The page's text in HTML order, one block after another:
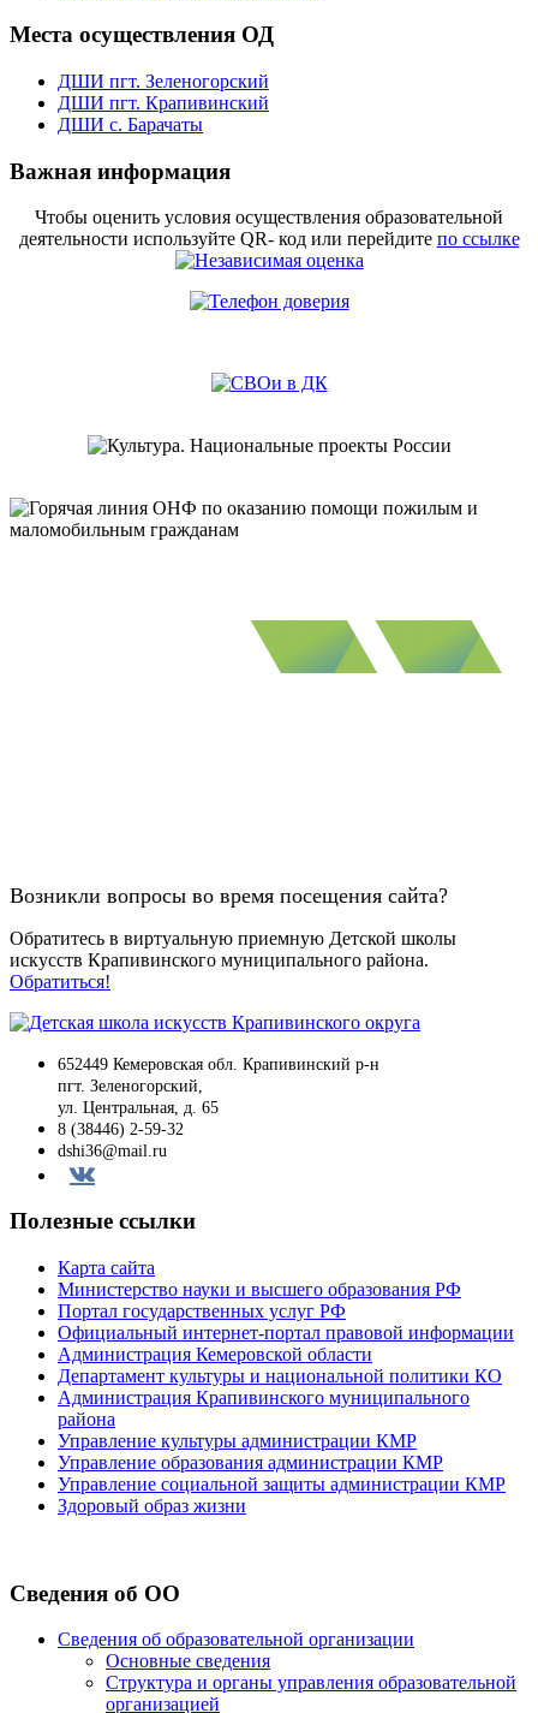
Места осуществления ОД
ДШИ пгт. Зеленогорский
ДШИ пгт. Крапивинский
ДШИ с. Барачаты
Важная информация
Чтобы оценить условия осуществления образовательной
деятельности используйте QR- код или перейдите по ссылке
Возникли вопросы во время посещения сайта?
Обратитесь в виртуальную приемную Детской школы
искусств Крапивинского муниципального района.
Обратиться!
652449 Кемеровская обл. Крапивинский р-н
пгт. Зеленогорский,
ул. Центральная, д. 65
8 (38446) 2-59-32
dshi36@mail.ru
Полезные ссылки
Карта сайта
Министерство науки и высшего образования РФ
Портал государственных услуг РФ
Официальный интернет-портал правовой информации
Администрация Кемеровской области
Департамент культуры и национальной политики КО
Администрация Крапивинского муниципального
района
Управление культуры администрации КМР
Управление образования администрации КМР
Управление социальной защиты администрации КМР
Здоровый образ жизни
Сведения об ОО
Сведения об образовательной организации
Основные сведения
Структура и органы управления образовательной
организацией